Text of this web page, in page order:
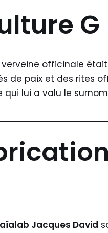
G
verveine officinale
de paix et des rites
lui a valu le surnom
Jacques David